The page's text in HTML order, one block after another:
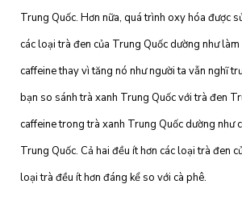
Trung Quốc. Hơn nữa, quá trình oxy hóa được
các loại trà đen của Trung Quốc dường như
caffeine thay vì tăng nó như người ta vẫn nghĩ
bạn so sánh trà xanh Trung Quốc với trà đen
caffeine trong trà xanh Trung Quốc dường như
Trung Quốc. Cả hai đều ít hơn các loại trà đen
loại trà đều ít hơn đáng kể so với cà phê.